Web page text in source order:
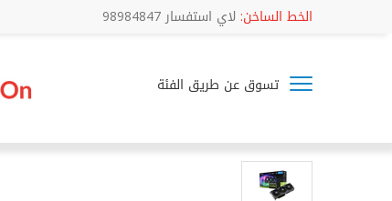
الخط الساخن: لاي استفسار 98984847
تسوق عن طريق الفئة